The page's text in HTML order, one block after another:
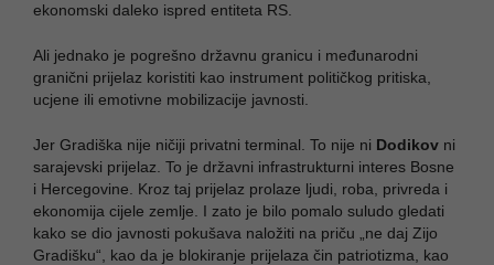
ekonomski daleko ispred entiteta RS.
Ali jednako je pogrešno državnu granicu i međunarodni
granični prijelaz koristiti kao instrument političkog pritiska,
ucjene ili emotivne mobilizacije javnosti.
Jer Gradiška nije ničiji privatni terminal. To nije ni Dodikov ni
sarajevski prijelaz. To je državni infrastrukturni interes Bosne
i Hercegovine. Kroz taj prijelaz prolaze ljudi, roba, privreda i
ekonomija cijele zemlje. I zato je bilo pomalo suludo gledati
kako se dio javnosti pokušava naložiti na priču „ne daj Zijo
Gradišku“, kao da je blokiranje prijelaza čin patriotizma, kao